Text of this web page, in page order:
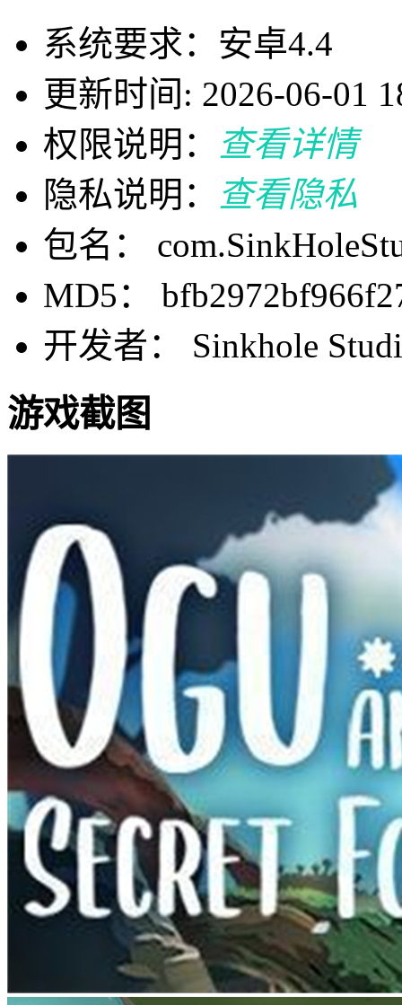
系统要求：安卓4.4
更新时间: 2026-06-01
权限说明：
查看详情
隐私说明：
查看隐私
包名：
MD5：
开发者： Sinkhole
游戏截图